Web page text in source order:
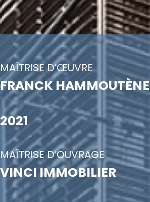
MAÎTRISE D’ŒUVRE
FRANCK HAMMOUTÈNE
2021
MAÎTRISE D’OUVRAGE
VINCI IMMOBILIER